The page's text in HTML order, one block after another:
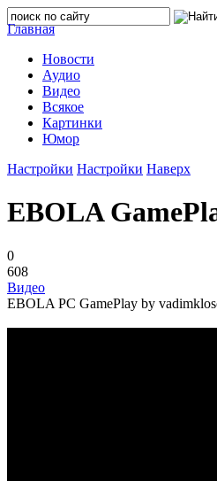
Главная
Новости
Аудио
Видео
Всякое
Картинки
Юмор
Настройки Настройки Наверх
EBOLA
0
608
Видео
EBOLA PC GamePlay by